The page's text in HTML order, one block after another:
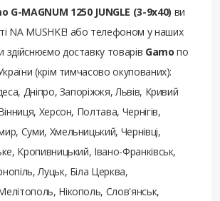
G-MAGNUM 1250 JUNGLE (3-9x40) ви
NA MUSHKE! або телефоном у наших
доставку товарів Gamo по
(крім тимчасово окупованих):
Дніпро, Запоріжжя, Львів, Кривий
Херсон, Полтава, Чернігів,
Суми, Хмельницький, Чернівці,
Кропивницький, Івано-Франківськ,
Луцьк, Біла Церква,
Нікополь, Слов'янськ,